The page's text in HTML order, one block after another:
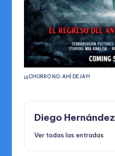
¡¡¡CHORRO NO, AHÍ DEJA!!!
Diego Hernández
Ver todas las entradas